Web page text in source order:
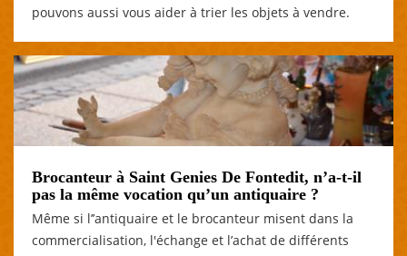
pouvons aussi vous aider à trier les objets à vendre.
Brocanteur à Saint Genies De Fontedit, n’a-t-il
pas la même vocation qu’un antiquaire ?
Même si l’’antiquaire et le brocanteur misent dans la
commercialisation, l'échange et l’achat de différents